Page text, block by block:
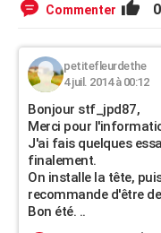
Commenter 0
petitefleurdethe
4 juil. 2014 à 00:12
Bonjour stf_jpd87,
Merci pour
J'ai fais quelques
finalement.
On installe la tête,
recommande d'être
Bon été. ..